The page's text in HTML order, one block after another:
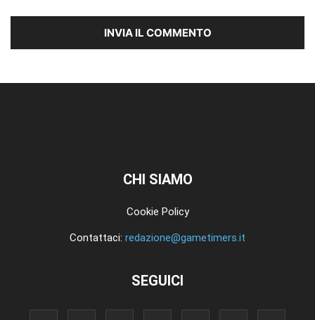
CHI SIAMO
Cookie Policy
Contattaci: redazione@gametimers.it
SEGUICI